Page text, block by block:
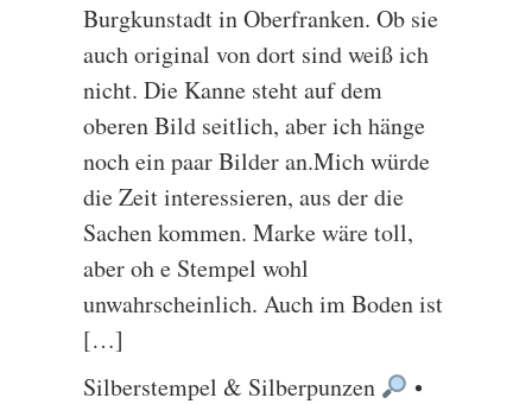
Burgkunstadt in Oberfranken. Ob sie
auch original von dort sind weiß ich
nicht. Die Kanne steht auf dem
oberen Bild seitlich, aber ich hänge
noch ein paar Bilder an.Mich würde
die Zeit interessieren, aus der die
Sachen kommen. Marke wäre toll,
aber oh e Stempel wohl
unwahrscheinlich. Auch im Boden ist
[…]
Silberstempel & Silberpunzen
•